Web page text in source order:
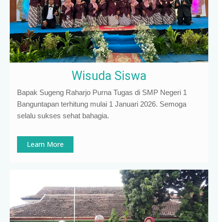
Wisuda Siswa
Bapak Sugeng Raharjo Purna Tugas di SMP Negeri 1
Banguntapan terhitung mulai 1 Januari 2026. Semoga
selalu sukses sehat bahagia.
Learn More